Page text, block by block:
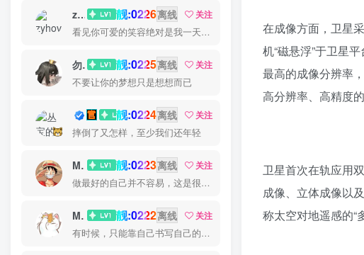
zyhove 靓:0226离线
关注
看见你可爱的笑容绝对是我一天中最美好的事
勿听 靓:0225离线
关注
不要让你的梦想只是想想而已
丛宝 靓:0224离线
关注
摔倒了又怎样，至少我们还年轻
MS-康娃 靓:0223离线
关注
做最好的自己并不容易，这是很美好的愿望，需要耐心、坚持和毅力
Miss 先生 靓:0222离线
关注
有时候，只能靠自己书写自己的美好结局
在成像方面，卫星
机“磁悬浮”于卫星
最高的成像分辨率
高分辨率、高精度
卫星首次在轨应用
成像、立体成像以
称太空对地遥感的“